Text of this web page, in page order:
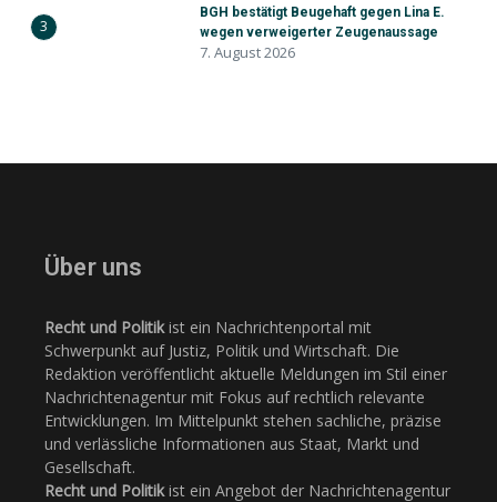
3
BGH bestätigt Beugehaft gegen Lina E.
wegen verweigerter Zeugenaussage
7. August 2026
Über uns
Recht und Politikist ein Nachrichtenportal mit
Schwerpunkt auf Justiz, Politik und Wirtschaft. Die
Redaktion veröffentlicht aktuelle Meldungen im Stil einer
Nachrichtenagentur mit Fokus auf rechtlich relevante
Entwicklungen. Im Mittelpunkt stehen sachliche, präzise
und verlässliche Informationen aus Staat, Markt und
Gesellschaft.
Recht und Politikist ein Angebot der Nachrichtenagentur